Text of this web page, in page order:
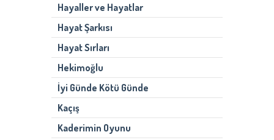
Hayaller ve Hayatlar
Hayat Şarkısı
Hayat Sırları
Hekimoğlu
İyi Günde Kötü Günde
Kaçış
Kaderimin Oyunu